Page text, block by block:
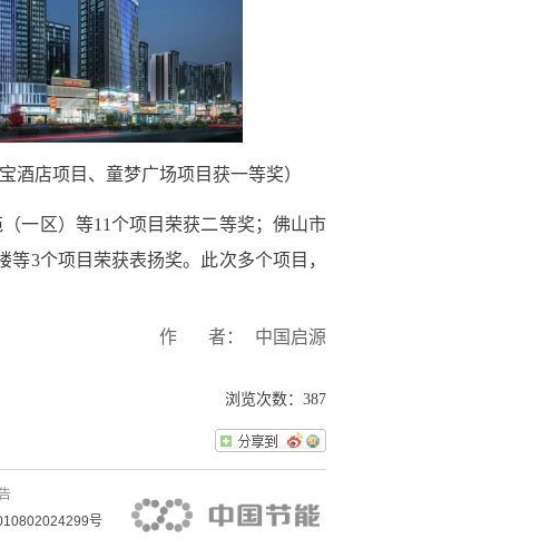
酒店项目、童梦广场项目获一等奖）
一区）等11个项目荣获二等奖；佛山市
3个项目荣获表扬奖。此次多个项目，
作 者： 中国启源
浏览次数： 387
号